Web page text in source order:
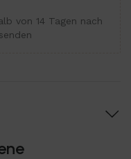
von 14 Tagen nach